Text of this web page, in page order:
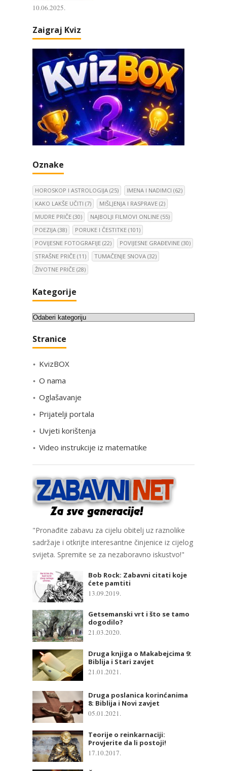
10.06.2025.
Zaigraj Kviz
Oznake
HOROSKOP I ASTROLOGIJA (25) IMENA I NADIMCI (62)
KAKO LAKŠE UČITI (7) MIŠLJENJA I RASPRAVE (2)
MUDRE PRIČE (30) NAJBOLJI FILMOVI ONLINE (55)
POEZIJA (38) PORUKE I ČESTITKE (101)
POVIJESNE FOTOGRAFIJE (22) POVIJESNE GRAĐEVINE (30)
STRAŠNE PRIČE (11) TUMAČENJE SNOVA (32)
ŽIVOTNE PRIČE (28)
Kategorije
K
t
g
i
j
Stranice
KvizBOX
O nama
Oglašavanje
Prijatelji portala
Uvjeti korištenja
Video instrukcije iz matematike
"Pronađite zabavu za cijelu obitelj uz raznolike
sadržaje i otkrijte interesantne činjenice iz cijelog
svijeta. Spremite se za nezaboravno iskustvo!"
Bob Rock: Zabavni citati koje
ćete pamtiti
13.09.2019.
Getsemanski vrt i što se tamo
dogodilo?
21.03.2020.
Druga knjiga o Makabejcima 9:
Biblija i Stari zavjet
21.01.2021.
Druga poslanica korinćanima
8: Biblija i Novi zavjet
05.01.2021.
Teorije o reinkarnaciji:
Provjerite da li postoji!
17.10.2017.